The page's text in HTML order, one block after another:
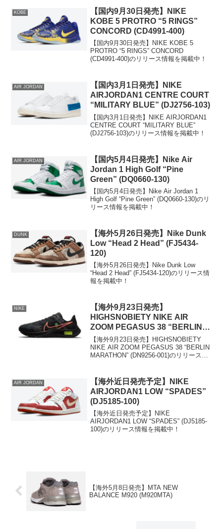
KOBE
【国内9月30日発売】NIKE
KOBE 5 PROTRO “5 RINGS”
CONCORD (CD4991-400)
【国内9月30日発売】NIKE KOBE 5
PROTRO “5 RINGS” CONCORD
(CD4991-400)のリリース情報を掲載中！
AIR JORDAN
【国内3月1日発売】NIKE
AIRJORDAN1 CENTRE COURT
“MILITARY BLUE” (DJ2756-103)
【国内3月1日発売】NIKE AIRJORDAN1
CENTRE COURT “MILITARY BLUE”
(DJ2756-103)のリリース情報を掲載中！
AIR JORDAN
【国内5月4日発売】Nike Air
Jordan 1 High Golf “Pine
Green” (DQ0660-130)
【国内5月4日発売】Nike Air Jordan 1
High Golf “Pine Green” (DQ0660-130)のリ
リース情報を掲載中！
DUNK
【海外5月26日発売】Nike Dunk
Low “Head 2 Head” (FJ5434-
120)
【海外5月26日発売】Nike Dunk Low
“Head 2 Head” (FJ5434-120)のリリース情
報を掲載中！
NIKE
【海外9月23日発売】
HIGHSNOBIETY NIKE AIR
ZOOM PEGASUS 38 “BERLIN
MARATHON” (DN9256-001)
【海外9月23日発売】HIGHSNOBIETY
NIKE AIR ZOOM PEGASUS 38 “BERLIN
MARATHON” (DN9256-001)のリリース情
AIR JORDAN
【海外近日発売予定】NIKE
AIRJORDAN1 LOW “SPADES”
(DJ5185-100)
【海外近日発売予定】NIKE
AIRJORDAN1 LOW “SPADES” (DJ5185-
100)のリリース情報を掲載中！
【海外5月8日発売】MTA NEW
BALANCE M920 (M920MTA)